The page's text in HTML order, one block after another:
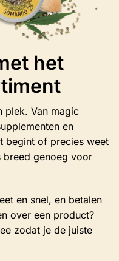
het
plek. Van magic
en
begint of precies weet
breed genoeg voor
en snel, en betalen
over een product?
zodat je de juiste